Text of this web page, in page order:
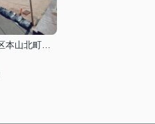
神戸市東灘区本山北町１丁目